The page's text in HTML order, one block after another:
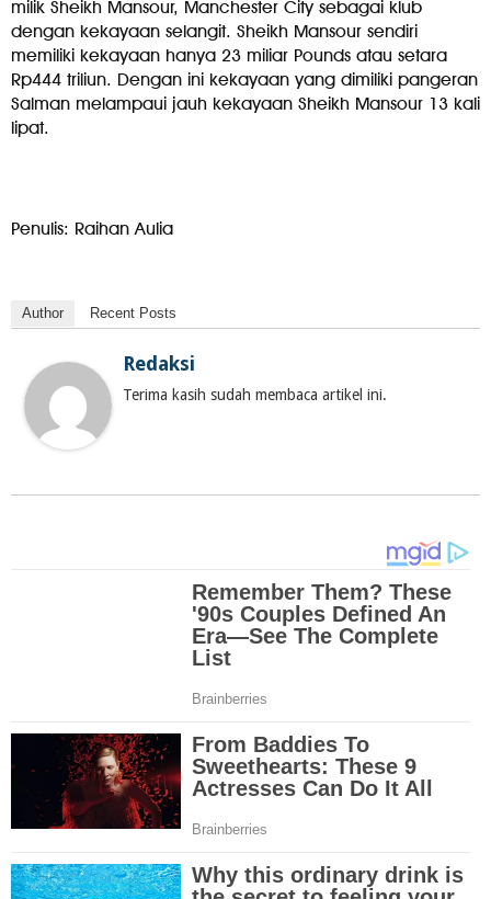
milik Sheikh Mansour, Manchester City sebagai klub
dengan kekayaan selangit. Sheikh Mansour sendiri
memiliki kekayaan hanya 23 miliar Pounds atau setara
Rp444 triliun. Dengan ini kekayaan yang dimiliki pangeran
Salman melampaui jauh kekayaan Sheikh Mansour 13 kali
lipat.
Penulis: Raihan Aulia
Author Recent Posts
Redaksi
Terima kasih sudah membaca artikel ini.